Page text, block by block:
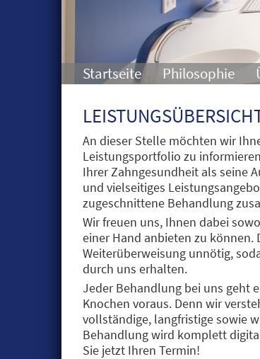
Startseite Philosophie
An dieser Stelle möchten wir
Leistungsportfolio zu
Ihrer Zahngesundheit als seine
und vielseitiges
zugeschnittene Behandlung
Wir freuen uns, Ihnen dabei
einer Hand anbieten zu
Weiterüberweisung unnötig,
durch uns erhalten.
Jeder Behandlung bei uns geht
Knochen voraus. Denn wir
vollständige, langfristige sowie
Behandlung wird komplett
Sie jetzt Ihren Termin!